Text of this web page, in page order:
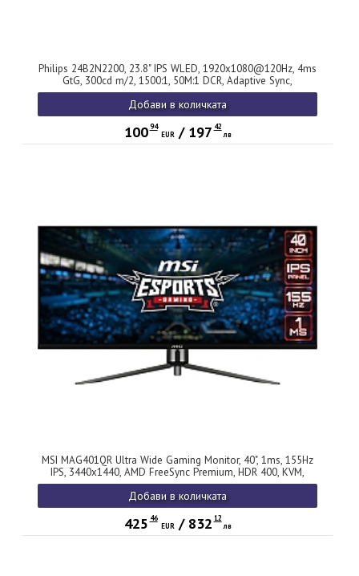
Philips 24B2N2200, 23.8" IPS WLED, 1920x1080@120Hz, 4ms
GtG, 300cd m/2, 1500:1, 50M:1 DCR, Adaptive Sync,
FlickerFree, SoftBlue, 2Wx2, Tilt, D-SUB, HDMI, DP
Добави в количката
100 94
EUR/ 197 42
лв
MSI MAG401QR Ultra Wide Gaming Monitor, 40", 1ms, 155Hz
IPS, 3440x1440, AMD FreeSync Premium, HDR 400, KVM,
Night Vision, RGB Mystic Light, 5-Way Navigator Joystick,
Type-C(65W PD), DP(1.4a), 2xHDMI(2.0b), USB Hub, Tilt, VESA
100, Black, 10.3kg
Добави в количката
425 46
EUR/ 832 12
лв